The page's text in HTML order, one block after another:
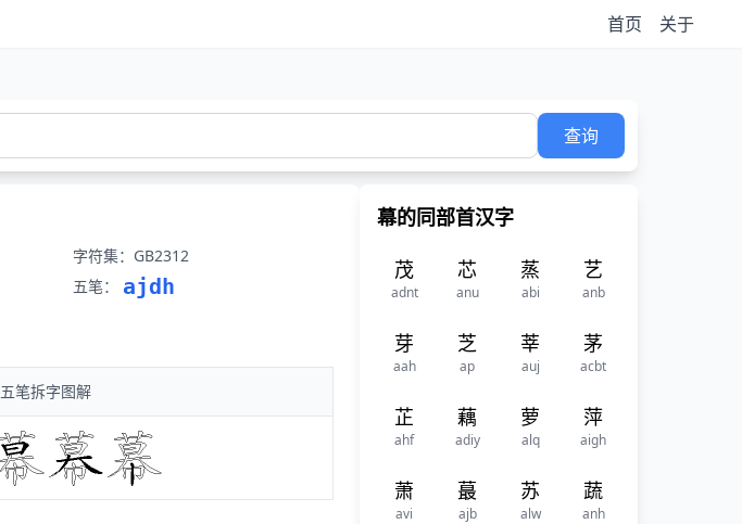
首页 关于
查询
字符集：GB2312
五笔：
ajdh
五笔拆字图解
幕的同部首汉字
茂
adnt
芯
anu
蒸
abi
艺
anb
芽
aah
芝
ap
莘
auj
茅
acbt
芷
ahf
藕
adiy
萝
alq
萍
aigh
萧
avi
蕞
ajb
苏
alw
蔬
anh